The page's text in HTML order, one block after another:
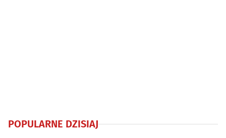
POPULARNE DZISIAJ